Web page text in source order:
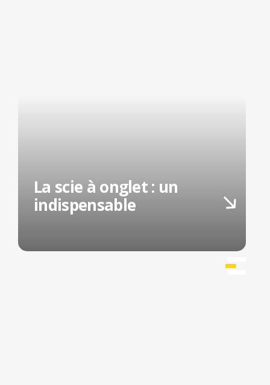
La scie à onglet : un
indispensable